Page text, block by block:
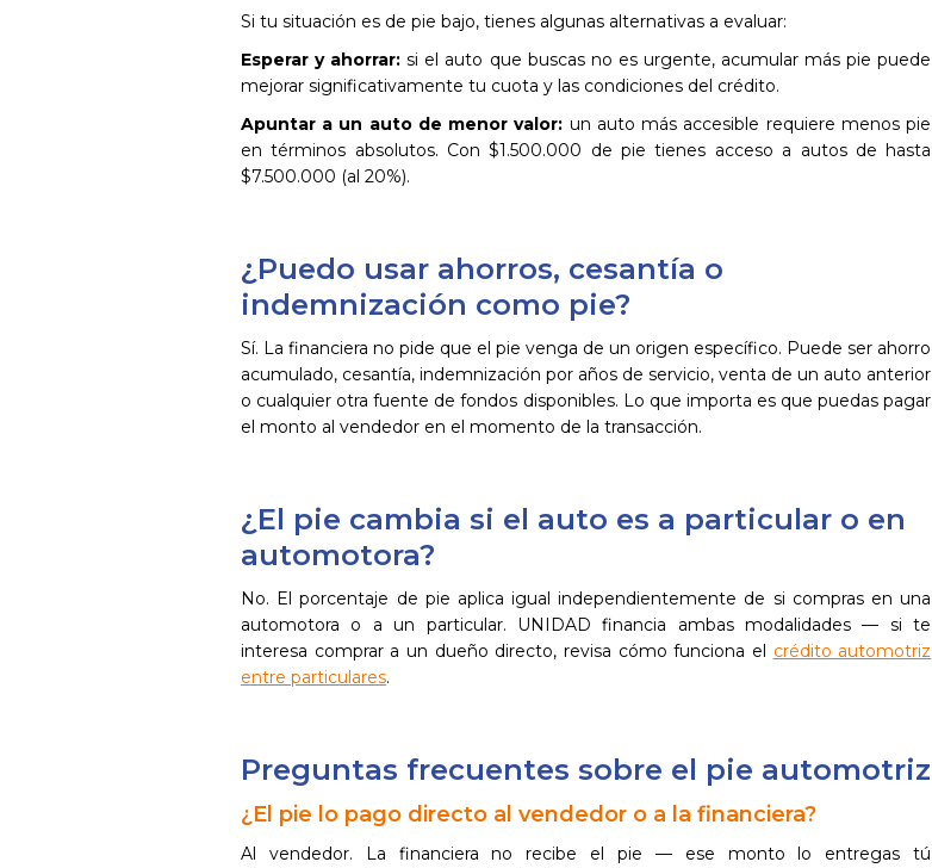
Si tu situación es de pie bajo, tienes algunas alternativas a evaluar:
Esperar y ahorrar:si el auto que buscas no es urgente, acumular más pie puede
mejorar significativamente tu cuota y las condiciones del crédito.
Apuntar a un auto de menor valor: un auto más accesible requiere menos pie
en términos absolutos. Con $1.500.000 de pie tienes acceso a autos de hasta
$7.500.000 (al 20%).
¿Puedo usar ahorros, cesantía o
indemnización como pie?
Sí. La financiera no pide que el pie venga de un origen específico. Puede ser ahorro
acumulado, cesantía, indemnización por años de servicio, venta de un auto anterior
o cualquier otra fuente de fondos disponibles. Lo que importa es que puedas pagar
el monto al vendedor en el momento de la transacción.
¿El pie cambia si el auto es a particular o en
automotora?
No. El porcentaje de pie aplica igual independientemente de si compras en una
automotora o a un particular. UNIDAD financia ambas modalidades — si te
interesa comprar a un dueño directo, revisa cómo funciona el crédito automotriz
entre particulares.
Preguntas frecuentes sobre el pie automotriz
¿El pie lo pago directo al vendedor o a la financiera?
Al vendedor. La financiera no recibe el pie — ese monto lo entregas tú